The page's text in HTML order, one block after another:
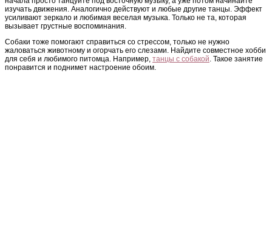
изучать движения. Аналогично действуют и любые другие танцы. Эффект
усиливают зеркало и любимая веселая музыка. Только не та, которая
вызывает грустные воспоминания.
Собаки тоже помогают справиться со стрессом, только не нужно
жаловаться животному и огорчать его слезами. Найдите совместное хобби
для себя и любимого питомца. Например, танцы с собакой . Такое занятие
понравится и поднимет настроение обоим.